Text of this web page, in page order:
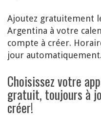
Ajoutez gratuitement
Argentina à votre
compte à créer.
jour automatiquement.
Choisissez votre
gratuit, toujours à
créer!